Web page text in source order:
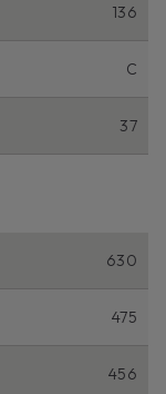
136
C
37
630
475
456